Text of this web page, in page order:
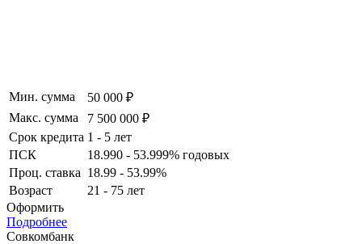
Мин. сумма
50 000 ₽
Макс. сумма
7 500 000 ₽
Срок кредита 1 - 5 лет
ПСК
18.990 - 53.999% годовых
Проц. ставка 18.99 - 53.99%
Возраст
21 - 75 лет
Оформить
Подробнее
Совкомбанк